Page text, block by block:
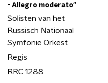
- Allegro moderato"
Solisten van het
Russisch Nationaal
Symfonie Orkest
Regis
RRC 1288